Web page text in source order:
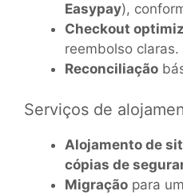
Easypay),
Checkout
reembolso claras.
Reconciliação
Serviços de
Alojamento de
cópias de
Migração para